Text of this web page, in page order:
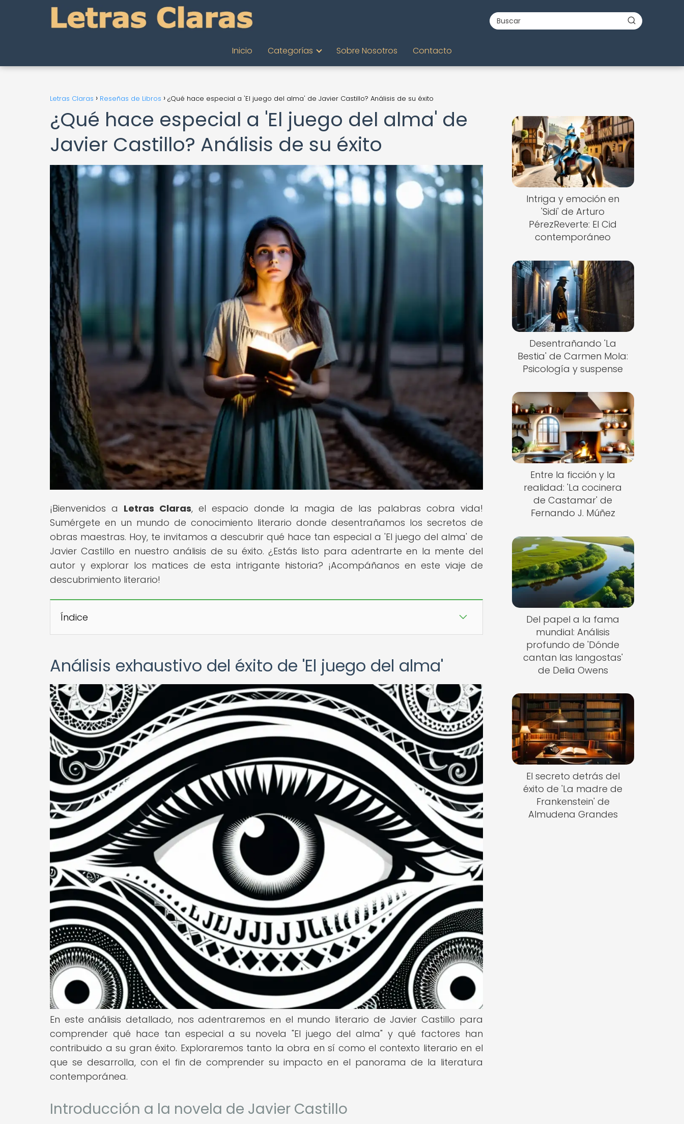
Inicio Categorías Sobre Nosotros Contacto
Letras Claras Reseñas de Libros ¿Qué hace especial a 'El juego del alma' de Javier Castillo? Análisis de su éxito
¿Qué hace especial a 'El juego del alma' de
Javier Castillo? Análisis de su éxito
¡Bienvenidos a Letras Claras, el espacio donde la magia de las palabras cobra vida!
Sumérgete en un mundo de conocimiento literario donde desentrañamos los secretos de
obras maestras. Hoy, te invitamos a descubrir qué hace tan especial a 'El juego del alma' de
Javier Castillo en nuestro análisis de su éxito. ¿Estás listo para adentrarte en la mente del
autor y explorar los matices de esta intrigante historia? ¡Acompáñanos en este viaje de
descubrimiento literario!
Índice
Análisis exhaustivo del éxito de 'El juego del alma'
En este análisis detallado, nos adentraremos en el mundo literario de Javier Castillo para
comprender qué hace tan especial a su novela "El juego del alma" y qué factores han
contribuido a su gran éxito. Exploraremos tanto la obra en sí como el contexto literario en el
que se desarrolla, con el fin de comprender su impacto en el panorama de la literatura
contemporánea.
Introducción a la novela de Javier Castillo
Intriga y emoción en
'Sidi' de Arturo
PérezReverte: El Cid
contemporáneo
Desentrañando 'La
Bestia' de Carmen Mola:
Psicología y suspense
Entre la ficción y la
realidad: 'La cocinera
de Castamar' de
Fernando J. Múñez
Del papel a la fama
mundial: Análisis
profundo de 'Dónde
cantan las langostas'
de Delia Owens
El secreto detrás del
éxito de 'La madre de
Frankenstein' de
Almudena Grandes